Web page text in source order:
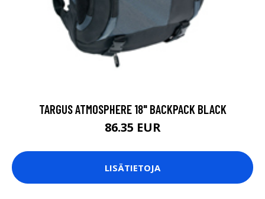
TARGUS ATMOSPHERE 18" BACKPACK BLACK
86.35 EUR
LISÄTIETOJA